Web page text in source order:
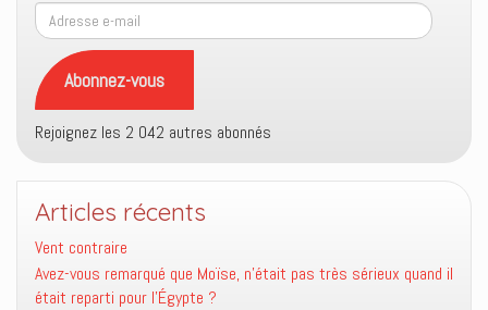
Adresse
e-
mail
Abonnez-vous
Rejoignez les 2 042 autres abonnés
Articles récents
Vent contraire
Avez-vous remarqué que Moïse, n’était pas très sérieux quand il
était reparti pour l’Égypte ?